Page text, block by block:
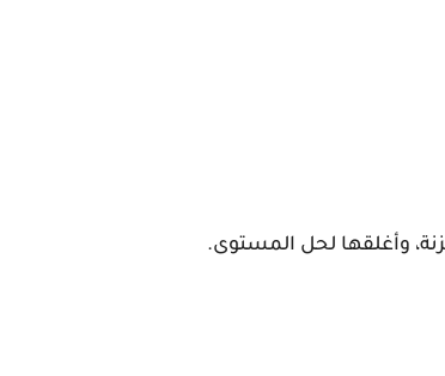
وأغلقها لحل المستوى.